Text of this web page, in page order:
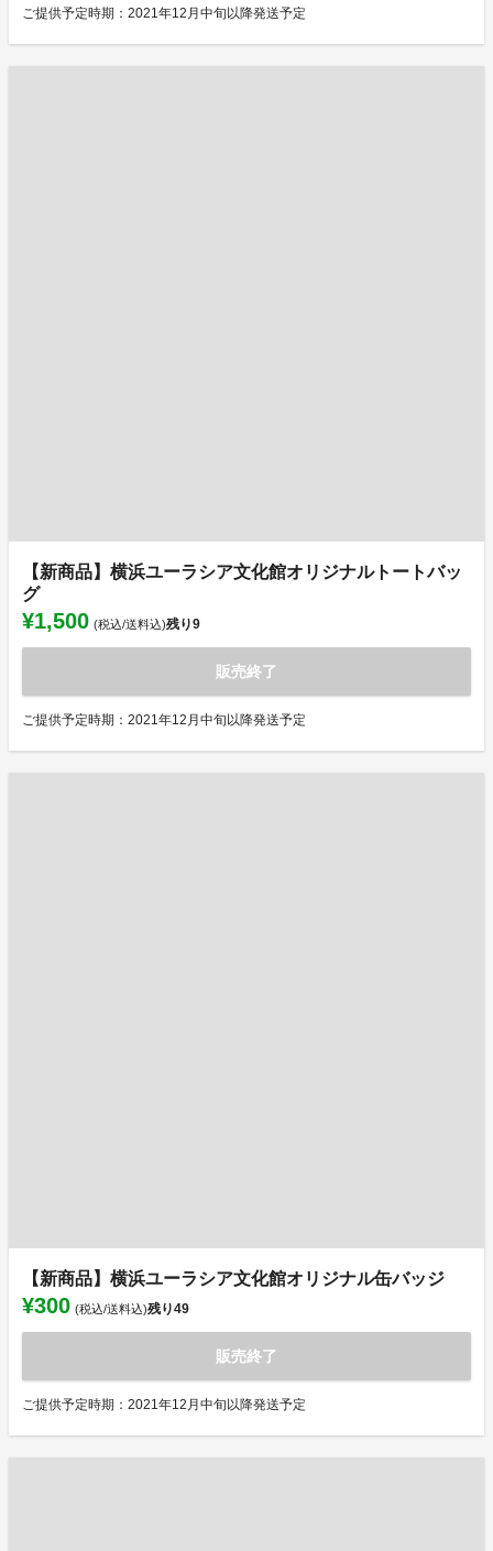
ご提供予定時期：2021年12月中旬以降発送予定
【新商品】横浜ユーラシア文化館オリジナルトートバッ
グ
¥1,500 (税込/送料込)残り9
販売終了
ご提供予定時期：2021年12月中旬以降発送予定
【新商品】横浜ユーラシア文化館オリジナル缶バッジ
¥300 (税込/送料込)残り49
販売終了
ご提供予定時期：2021年12月中旬以降発送予定